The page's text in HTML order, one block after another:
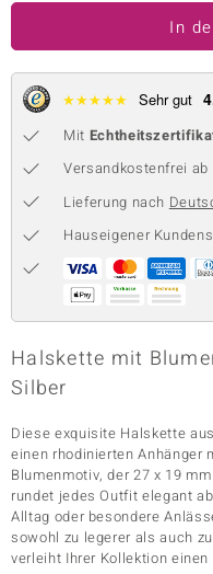
Collection
Classics
In
★★★★★ Sehr gut
Mit
Versandkostenfrei ab
Lieferung nach
Hauseigener
Halskette mit
Silber
Diese exquisite Halskette
einen rhodinierten Anhänger
Blumenmotiv, der 27 x 19
rundet jedes Outfit elegant
Alltag oder besondere
sowohl zu legerer als auch
verleiht Ihrer Kollektion